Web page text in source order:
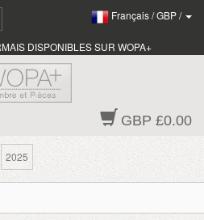
Français/GBP/
DISPONIBLES SUR WOPA+
GBP £0.00
2025